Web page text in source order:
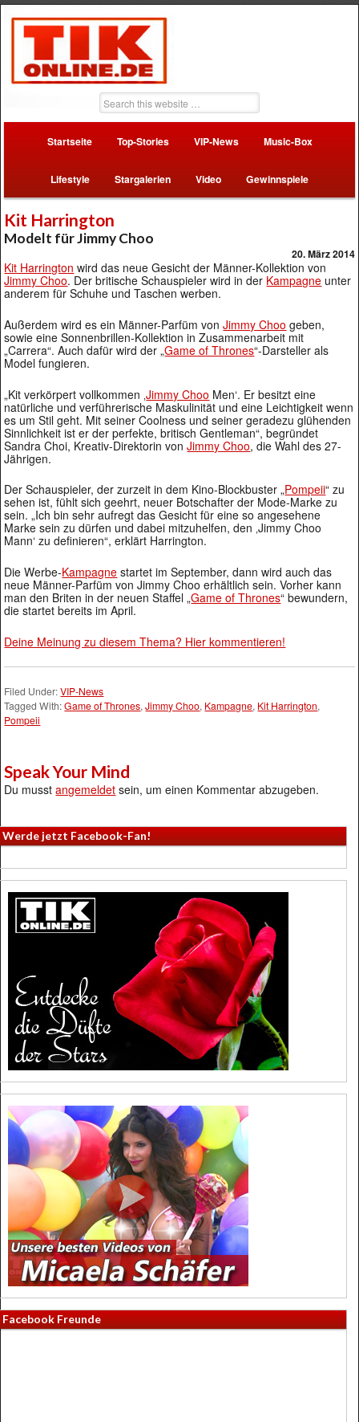
Startseite Top-Stories VIP-News Music-Box
Lifestyle Stargalerien Video Gewinnspiele
Kit Harrington
Modelt für Jimmy Choo
20. März 2014
Kit Harrington wird das neue Gesicht der Männer-Kollektion von
Jimmy Choo. Der britische Schauspieler wird in der Kampagne unter
anderem für Schuhe und Taschen werben.
Außerdem wird es ein Männer-Parfüm vonJimmy Choo geben,
sowie eine Sonnenbrillen-Kollektion in Zusammenarbeit mit
„Carrera“. Auch dafür wird der „Game of Thrones“-Darsteller als
Model fungieren.
„Kit verkörpert vollkommen ‚Jimmy Choo Men‘. Er besitzt eine
natürliche und verführerische Maskulinität und eine Leichtigkeit wenn
es um Stil geht. Mit seiner Coolness und seiner geradezu glühenden
Sinnlichkeit ist er der perfekte, britisch Gentleman“, begründet
Sandra Choi, Kreativ-Direktorin vonJimmy Choo, die Wahl des 27-
Jährigen.
Der Schauspieler, der zurzeit in dem Kino-Blockbuster „Pompeii“ zu
sehen ist, fühlt sich geehrt, neuer Botschafter der Mode-Marke zu
sein. „Ich bin sehr aufregt das Gesicht für eine so angesehene
Marke sein zu dürfen und dabei mitzuhelfen, den ‚Jimmy Choo
Mann‘ zu definieren“, erklärt Harrington.
Die Werbe-Kampagne startet im September, dann wird auch das
neue Männer-Parfüm von Jimmy Choo erhältlich sein. Vorher kann
man den Briten in der neuen Staffel „Game of Thrones“ bewundern,
die startet bereits im April.
Deine Meinung zu diesem Thema? Hier kommentieren!
Filed Under:VIP-News
Tagged With:Game of Thrones,Jimmy Choo, Kampagne, Kit Harrington,
Pompeii
Speak Your Mind
Du musstangemeldet sein, um einen Kommentar abzugeben.
Werde jetzt Facebook-Fan!
Facebook Freunde